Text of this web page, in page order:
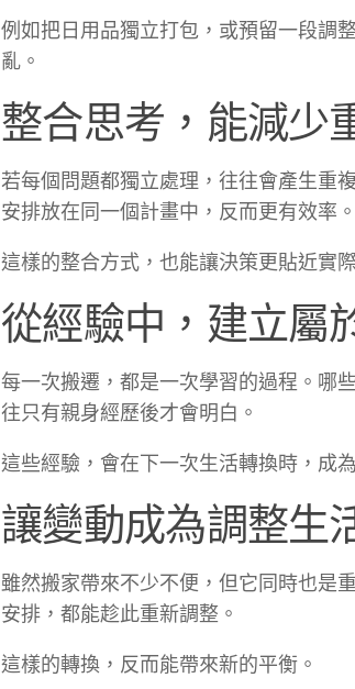
例如把日用品獨立打包，或預留一段調
亂。
整合思考，能減少
若每個問題都獨立處理，往往會產生重
安排放在同一個計畫中，反而更有效率。
這樣的整合方式，也能讓決策更貼近實
從經驗中，建立屬
每一次搬遷，都是一次學習的過程。哪
往只有親身經歷後才會明白。
這些經驗，會在下一次生活轉換時，成
讓變動成為調整生
雖然搬家帶來不少不便，但它同時也是
安排，都能趁此重新調整。
這樣的轉換，反而能帶來新的平衡。